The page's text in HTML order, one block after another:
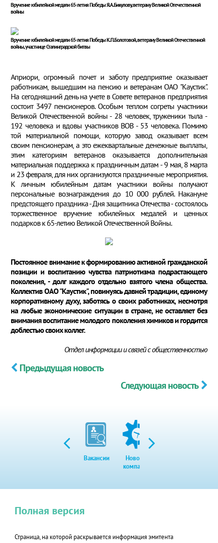
Вручение юбилейной медали 65-летия Победы Я.А.Бикулову, ветерану Великой Отечественной
войны
Вручение юбилейной медали 65-летия Победы К.П.Болотовой, ветерану Великой Отечественной
войны, участнице Сталинградской битвы
Априори, огромный почет и заботу предприятие оказывает
работникам, вышедшим на пенсию и ветеранам ОАО "Каустик".
На сегодняшний день на учете в Совете ветеранов предприятия
состоит 3497 пенсионеров. Особым теплом согреты участники
Великой Отечественной войны - 28 человек, труженики тыла -
192 человека и вдовы участников ВОВ - 53 человека. Помимо
той материальной помощи, которую завод оказывает всем
своим пенсионерам, а это ежеквартальные денежные выплаты,
этим категориям ветеранов оказывается дополнительная
материальная поддержка к праздничным датам - 9 мая, 8 марта
и 23 февраля, для них организуются праздничные мероприятия.
К личным юбилейным датам участники войны получают
персональные вознаграждения до 10 000 рублей. Накануне
предстоящего праздника - Дня защитника Отечества - состоялось
торжественное вручение юбилейных медалей и ценных
подарков к 65-летию Великой Отечественной Войны.
Постоянное внимание к формированию активной гражданской
позиции и воспитанию чувства патриотизма подрастающего
поколения, - долг каждого отдельно взятого члена общества.
Коллектив ОАО "Каустик", повинуясь давней традиции, единому
корпоративному духу, заботясь о своих работниках, несмотря
на любые экономические ситуации в стране, не оставляет без
внимания воспитание молодого поколения химиков и гордится
доблестью своих коллег.
Отдел информации и связей с общественностью
Предыдущая новость
Следующая новость
Вакансии
Новости
компании
Страница, на которой раскрывается информация эмитента
Полная версия